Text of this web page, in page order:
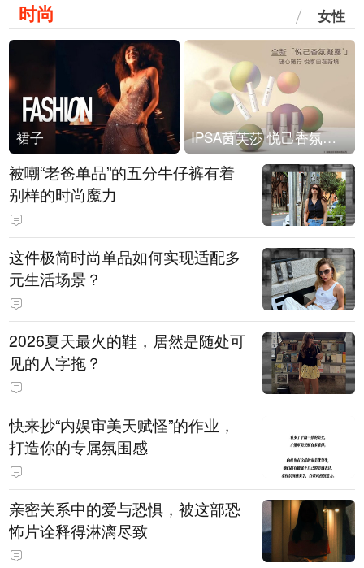
时尚 女性
裙子 IPSA茵芙莎 悦己香氛凝露上市
被嘲“老爸单品”的五分牛仔裤有着
别样的时尚魔力
这件极简时尚单品如何实现适配多
元生活场景？
2026夏天最火的鞋，居然是随处可
见的人字拖？
快来抄“内娱审美天赋怪”的作业，
打造你的专属氛围感
亲密关系中的爱与恐惧，被这部恐
怖片诠释得淋漓尽致